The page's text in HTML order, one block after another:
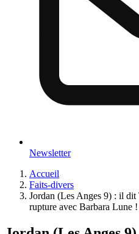
Newsletter
Accueil
Faits-divers
Jordan (Les Anges 9) : il
rupture avec Barbara Lune !